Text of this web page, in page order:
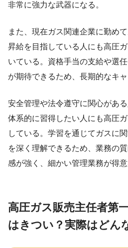
非常に強力な武器になる。
また、現在ガス関連企業に勤め
昇給を目指している人にも高圧
いている。資格手当の支給や選
が期待できるため、長期的なキャ
安全管理や法令遵守に関心があ
体系的に習得したい人にも高圧
している。学習を通じてガスに
を深く理解できるため、業務の
感が強く、細かい管理業務が得
高圧ガス販売主任者第
はきつい？実際はどん